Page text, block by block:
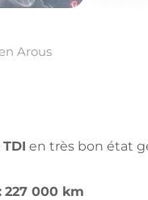
Arous
en très bon état
227 000 km